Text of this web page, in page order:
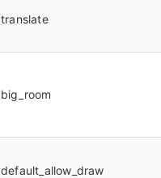
translate
big_room
default_allow_draw